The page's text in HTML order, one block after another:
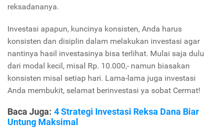
reksadananya.
Investasi apapun, kuncinya konsisten, Anda harus
konsisten dan disiplin dalam melakukan investasi agar
nantinya hasil investasinya bisa terlihat. Mulai saja dulu
dari modal kecil, misal Rp. 10.000,- namun biasakan
konsisten misal setiap hari. Lama-lama juga investasi
Anda membukit, selamat berinvestasi ya sobat Cermat!
Baca Juga: 4 Strategi Investasi Reksa Dana Biar
Untung Maksimal